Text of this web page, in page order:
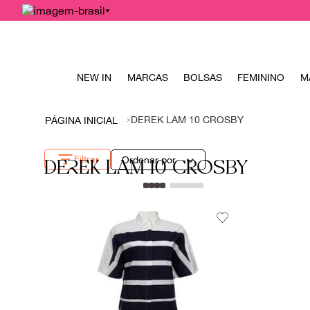
NEW IN MARCAS BOLSAS FEMININO
DEREK LAM 10 CROSBY
DEREK LAM 10 CROSBY
Filtrar Ordenar por